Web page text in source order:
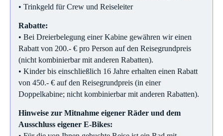
• Trinkgeld für Crew und Reiseleiter
Rabatte:
• Bei Dreierbelegung einer Kabine gewähren wir einen
Rabatt von 200.- € pro Person auf den Reisegrundpreis
(nicht kombinierbar mit anderen Rabatten).
• Kinder bis einschließlich 16 Jahre erhalten einen Rabatt
von 450.- € auf den Reisegrundpreis (in einer
Doppelkabine; nicht kombinierbar mit anderen Rabatten).
Hinweise zur Mitnahme eigener Räder und dem
Ausschluss eigener E-Bikes: